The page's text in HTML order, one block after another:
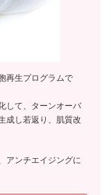
再生プログラムで
して、ターンオーバ
成し若返り、肌質改
アンチエイジングに